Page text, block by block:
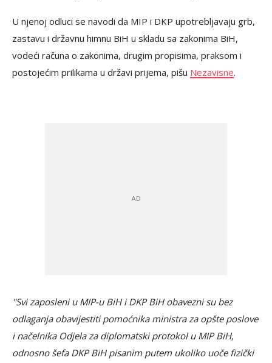
U njenoj odluci se navodi da MIP i DKP upotrebljavaju grb,
zastavu i državnu himnu BiH u skladu sa zakonima BiH,
vodeći računa o zakonima, drugim propisima, praksom i
postojećim prilikama u državi prijema, pišu Nezavisne.
"Svi zaposleni u MIP-u BiH i DKP BiH obavezni su bez
odlaganja obavijestiti pomoćnika ministra za opšte poslove
i načelnika Odjela za diplomatski protokol u MIP BiH,
odnosno šefa DKP BiH pisanim putem ukoliko uoče fizički